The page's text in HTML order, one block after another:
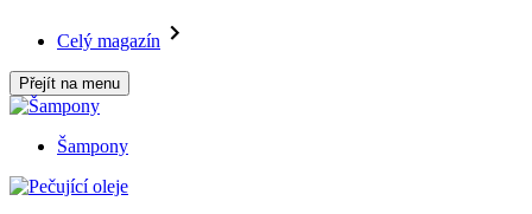
Celý magazín
Přejít na menu
Šampony